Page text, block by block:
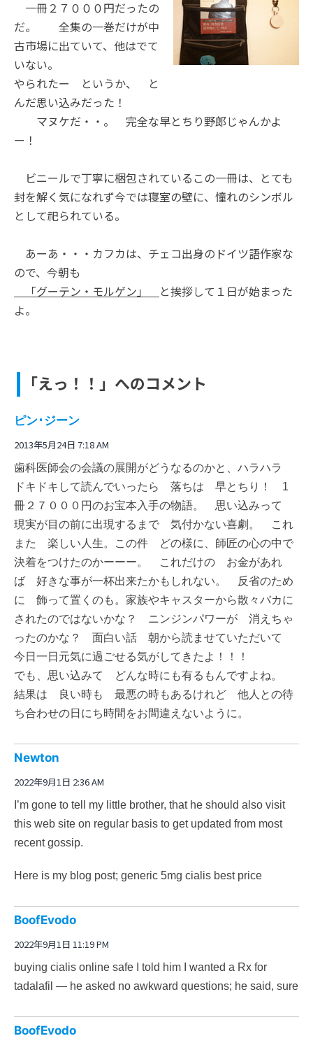
一冊２７０００円だったの
だ。 全集の一巻だけが中
古市場に出ていて、他はでて
いない。
やられたー というか、 と
んだ思い込みだった！
マヌケだ・・。 完全な早とちり野郎じゃんかよ
ー！
ビニールで丁寧に梱包されているこの一冊は、とても
封を解く気になれず今では寝室の壁に、憧れのシンボル
として祀られている。
あーあ・・・カフカは、チェコ出身のドイツ語作家な
ので、今朝も
「グーテン・モルゲン」
と挨拶して１日が始まった
よ。
「えっ！！」へのコメント
ピン･ジーン
2013年5月24日 7:18 AM
歯科医師会の会議の展開がどうなるのかと、ハラハラ
ドキドキして読んでいったら 落ちは 早とちり！ 1
冊２７０００円のお宝本入手の物語。 思い込みって
現実が目の前に出現するまで 気付かない喜劇。 これ
また 楽しい人生。この件 どの様に、師匠の心の中で
決着をつけたのかーーー。 これだけの お金があれ
ば 好きな事が一杯出来たかもしれない。 反省のため
に 飾って置くのも。家族やキャスターから散々バカに
されたのではないかな？ ニンジンパワーが 消えちゃ
ったのかな？ 面白い話 朝から読ませていただいて
今日一日元気に過ごせる気がしてきたよ！！！
でも、思い込みて どんな時にも有るもんですよね。
結果は 良い時も 最悪の時もあるけれど 他人との待
ち合わせの日にち時間をお間違えないように。
Newton
2022年9月1日 2:36 AM
I’m gone to tell my little brother, that he should also visit
this web site on regular basis to get updated from most
recent gossip.
Here is my blog post; generic 5mg cialis best price
BoofEvodo
2022年9月1日 11:19 PM
buying cialis online safe I told him I wanted a Rx for
tadalafil — he asked no awkward questions; he said, sure
BoofEvodo